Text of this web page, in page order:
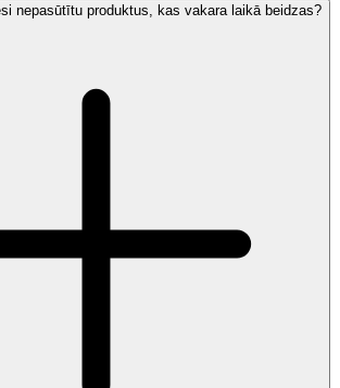
nepasūtītu produktus, kas vakara laikā beidzas?